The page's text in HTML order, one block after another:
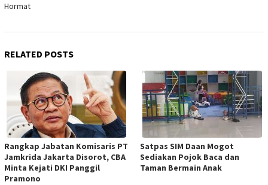
Hormat
RELATED POSTS
Rangkap Jabatan Komisaris PT
Jamkrida Jakarta Disorot, CBA
Minta Kejati DKI Panggil
Pramono
Satpas SIM Daan Mogot
Sediakan Pojok Baca dan
Taman Bermain Anak